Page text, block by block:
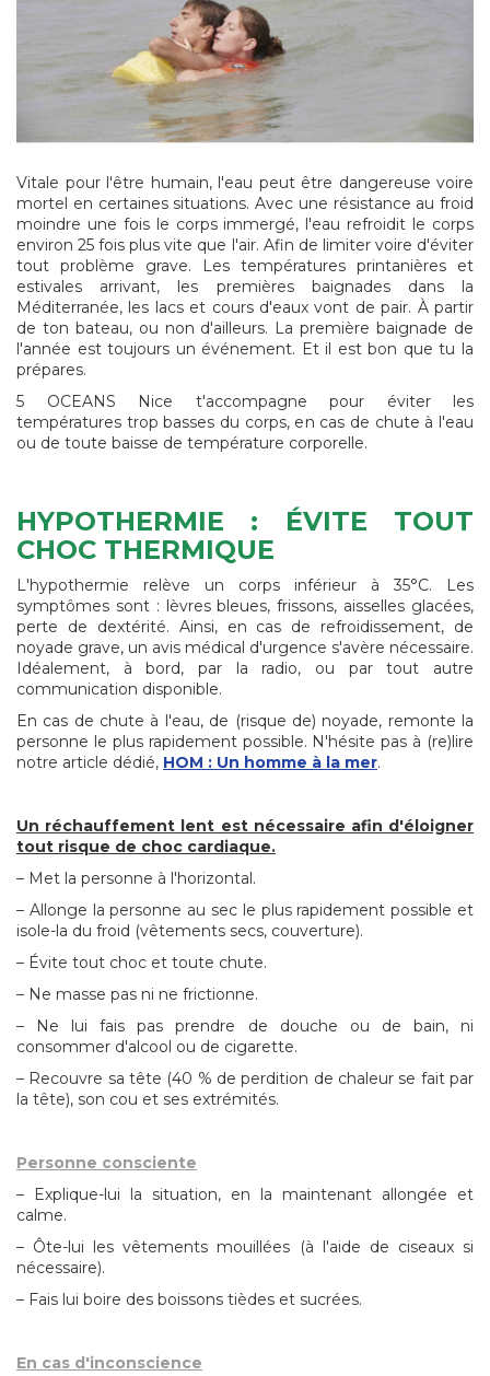
Vitale pour l'être humain, l'eau peut être dangereuse voire
mortel en certaines situations. Avec une résistance au froid
moindre une fois le corps immergé, l'eau refroidit le corps
environ 25 fois plus vite que l'air. Afin de limiter voire d'éviter
tout problème grave. Les températures printanières et
estivales arrivant, les premières baignades dans la
Méditerranée, les lacs et cours d'eaux vont de pair. À partir
de ton bateau, ou non d'ailleurs. La première baignade de
l'année est toujours un événement. Et il est bon que tu la
prépares.
5 OCEANS Nice t'accompagne pour éviter les
températures trop basses du corps, en cas de chute à l'eau
ou de toute baisse de température corporelle.
HYPOTHERMIE : ÉVITE TOUT
CHOC THERMIQUE
L'hypothermie relève un corps inférieur à 35°C. Les
symptômes sont : lèvres bleues, frissons, aisselles glacées,
perte de dextérité. Ainsi, en cas de refroidissement, de
noyade grave, un avis médical d'urgence s'avère nécessaire.
Idéalement, à bord, par la radio, ou par tout autre
communication disponible.
En cas de chute à l'eau, de (risque de) noyade, remonte la
personne le plus rapidement possible. N'hésite pas à (re)lire
notre article dédié, HOM : Un homme à la mer.
Un réchauffement lent est nécessaire afin d'éloigner
tout risque de choc cardiaque.
– Met la personne à l'horizontal.
– Allonge la personne au sec le plus rapidement possible et
isole-la du froid (vêtements secs, couverture).
– Évite tout choc et toute chute.
– Ne masse pas ni ne frictionne.
– Ne lui fais pas prendre de douche ou de bain, ni
consommer d'alcool ou de cigarette.
– Recouvre sa tête (40 % de perdition de chaleur se fait par
la tête), son cou et ses extrémités.
Personne consciente
– Explique-lui la situation, en la maintenant allongée et
calme.
– Ôte-lui les vêtements mouillées (à l'aide de ciseaux si
nécessaire).
– Fais lui boire des boissons tièdes et sucrées.
En cas d'inconscience